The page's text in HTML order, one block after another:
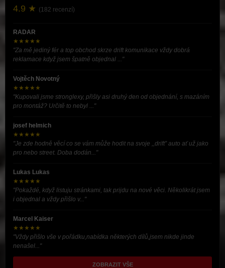
4.9 ★ (182 recenzí)
RADAR
★★★★★
"Za mě jediný fér a top obchod skrze drift komunikace vždy dobrá
reklamace když jsem špatně objednal ..."
Vojtěch Novotný
★★★★★
"Kupovali jsme stronglexy, přišly asi druhý den od objednání, s mazáním
pro montáž? Určitě to nebyl ..."
josef helmich
★★★★★
"Je zde hodně věcí co se vám může hodit na svoje ,,drift” auto ať už jako
pro nebo street. Doba dodán..."
Lukas Lukas
★★★★★
"Pokaždé, když listuju stránkami, tak prijdu na nové věci. Několikrát jsem
i objednal a vždy přišlo v..."
Marcel Kaiser
★★★★★
"Vždy přišlo vše v pořádku,nabídka některých dílů,jsem nikde jinde
nenašel..."
ZOBRAZIT VŠE